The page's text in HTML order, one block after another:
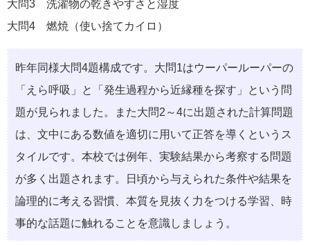
大問3 洗濯物の乾きやすさと湿度
大問4 燃焼（使い捨てカイロ）
昨年同様大問4題構成です。大問1はウーパールーパーの
「えら呼吸」と「発生過程から近縁種を探す」という問
題が見られました。また大問2～4に出題された計算問題
は、文中にある数値を適切に用いて正答を導くというス
タイルです。本校では例年、実験結果から考察する問題
が多く出題されます。日頃から与えられた条件や結果を
論理的に考える習慣、本質を見抜く力をつける学習、時
事的な話題に触れることを意識しましょう。